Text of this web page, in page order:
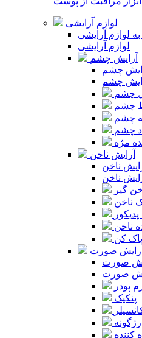
لوازم آرایشی
لوازم آرایشی
لوازم آرایشی
آرایش چشم
چشم
چشم
چشم
چشم
چشم
چشم
مژه
آرایش ناخن
ناخن
ناخن
گیر
ناخن
ناخن
کن
آرایش صورت
صورت
صورت
پودر
پنکیک
رژگونه
کننده